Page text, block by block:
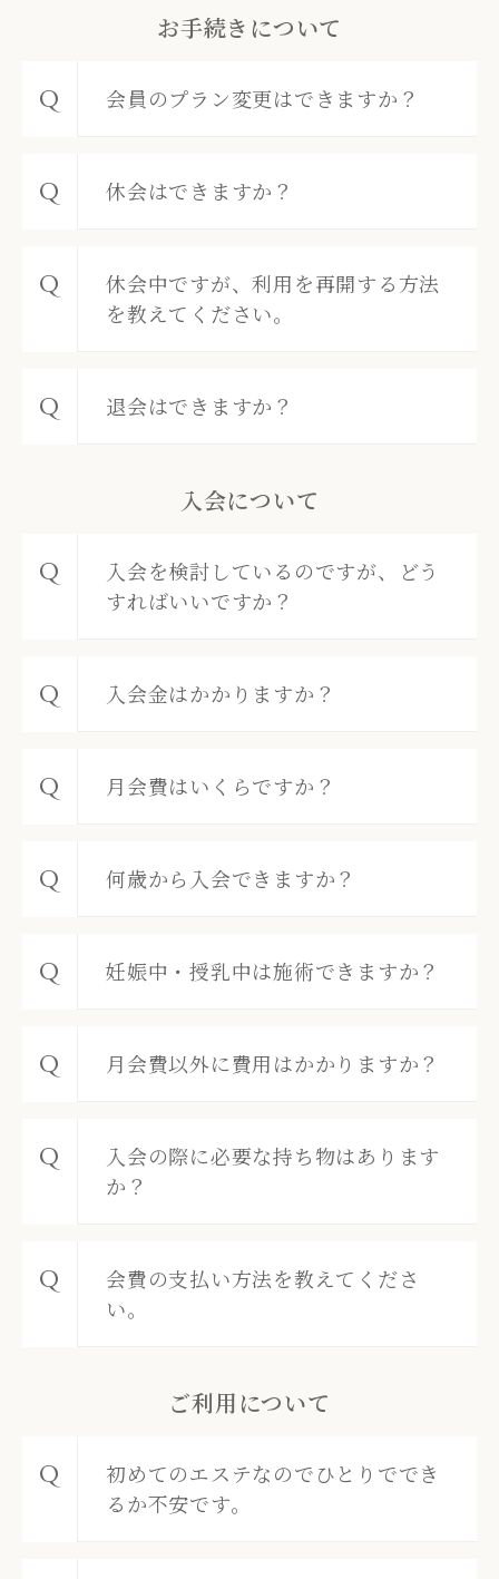
お手続きについて
会員のプラン変更はできますか？
休会はできますか？
休会中ですが、利用を再開する方法
を教えてください。
退会はできますか？
入会について
入会を検討しているのですが、どう
すればいいですか？
入会金はかかりますか？
月会費はいくらですか？
何歳から入会できますか？
妊娠中・授乳中は施術できますか？
月会費以外に費用はかかりますか？
入会の際に必要な持ち物はあります
か？
会費の支払い方法を教えてくださ
い。
ご利用について
初めてのエステなのでひとりででき
るか不安です。